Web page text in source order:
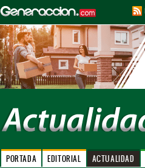
PORTADA EDITORIAL ACTUALIDAD